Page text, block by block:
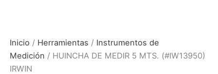
Inicio / Herramientas / Instrumentos de
Medición / HUINCHA DE MEDIR 5 MTS. (#IW13950)
IRWIN